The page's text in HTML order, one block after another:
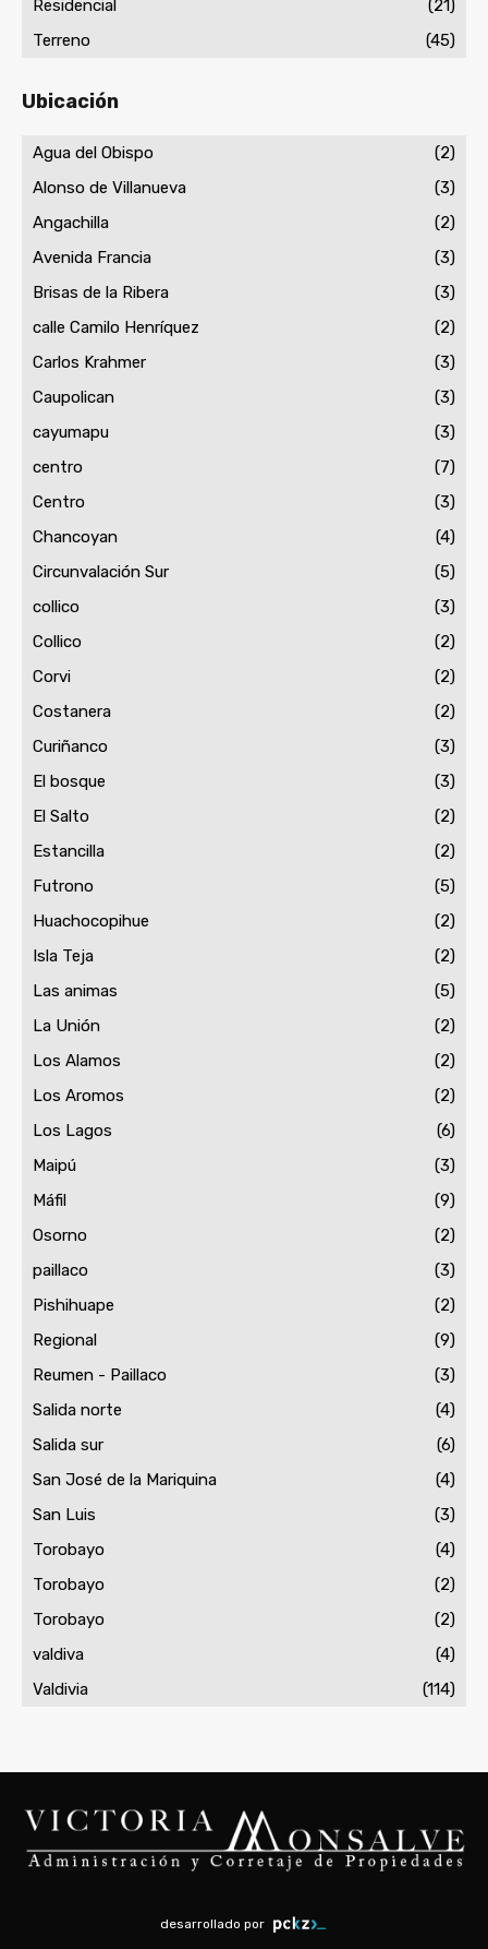
Residencial
(21)
Terreno
(45)
Ubicación
Agua del Obispo
(2)
Alonso de Villanueva
(3)
Angachilla
(2)
Avenida Francia
(3)
Brisas de la Ribera
(3)
calle Camilo Henríquez
(2)
Carlos Krahmer
(3)
Caupolican
(3)
cayumapu
(3)
centro
(7)
Centro
(3)
Chancoyan
(4)
Circunvalación Sur
(5)
collico
(3)
Collico
(2)
Corvi
(2)
Costanera
(2)
Curiñanco
(3)
El bosque
(3)
El Salto
(2)
Estancilla
(2)
Futrono
(5)
Huachocopihue
(2)
Isla Teja
(2)
Las animas
(5)
La Unión
(2)
Los Alamos
(2)
Los Aromos
(2)
Los Lagos
(6)
Maipú
(3)
Máfil
(9)
Osorno
(2)
paillaco
(3)
Pishihuape
(2)
Regional
(9)
Reumen - Paillaco
(3)
Salida norte
(4)
Salida sur
(6)
San José de la Mariquina
(4)
San Luis
(3)
Torobayo
(4)
Torobayo
(2)
Torobayo
(2)
valdiva
(4)
Valdivia
(114)
desarrollado por